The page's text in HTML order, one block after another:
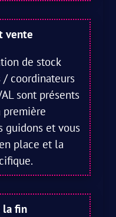
vente
de stock
coordinateurs
sont présents
première
guidons et vous
place et la
la fin